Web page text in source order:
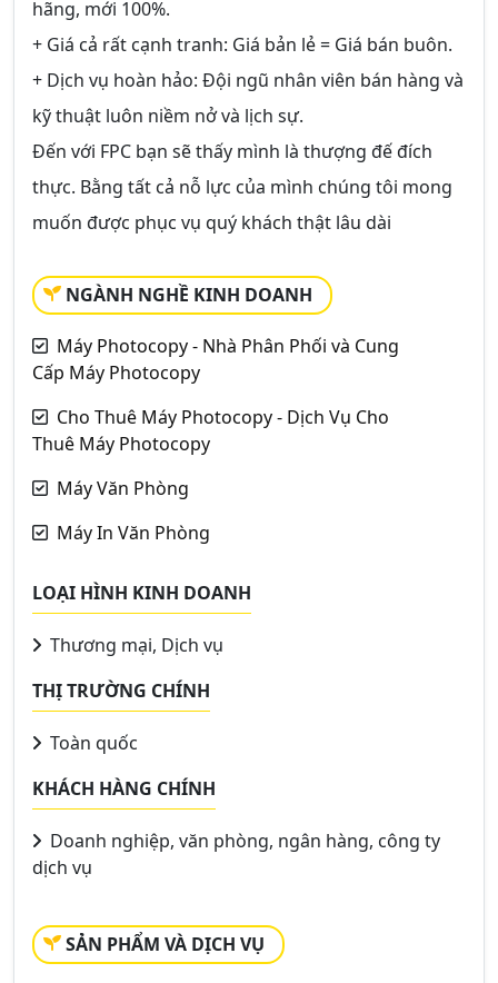
hãng, mới 100%.
+ Giá cả rất cạnh tranh: Giá bản lẻ = Giá bán buôn.
+ Dịch vụ hoàn hảo: Đội ngũ nhân viên bán hàng và
kỹ thuật luôn niềm nở và lịch sự.
Đến với FPC bạn sẽ thấy mình là thượng đế đích
thực. Bằng tất cả nỗ lực của mình chúng tôi mong
muốn được phục vụ quý khách thật lâu dài
NGÀNH NGHỀ KINH DOANH
Máy Photocopy - Nhà Phân Phối và Cung
Cấp Máy Photocopy
Cho Thuê Máy Photocopy - Dịch Vụ Cho
Thuê Máy Photocopy
Máy Văn Phòng
Máy In Văn Phòng
LOẠI HÌNH KINH DOANH
Thương mại, Dịch vụ
THỊ TRƯỜNG CHÍNH
Toàn quốc
KHÁCH HÀNG CHÍNH
Doanh nghiệp, văn phòng, ngân hàng, công ty
dịch vụ
SẢN PHẨM VÀ DỊCH VỤ